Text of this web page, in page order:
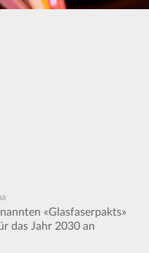
«Glasfaserpakts»
das Jahr 2030 an